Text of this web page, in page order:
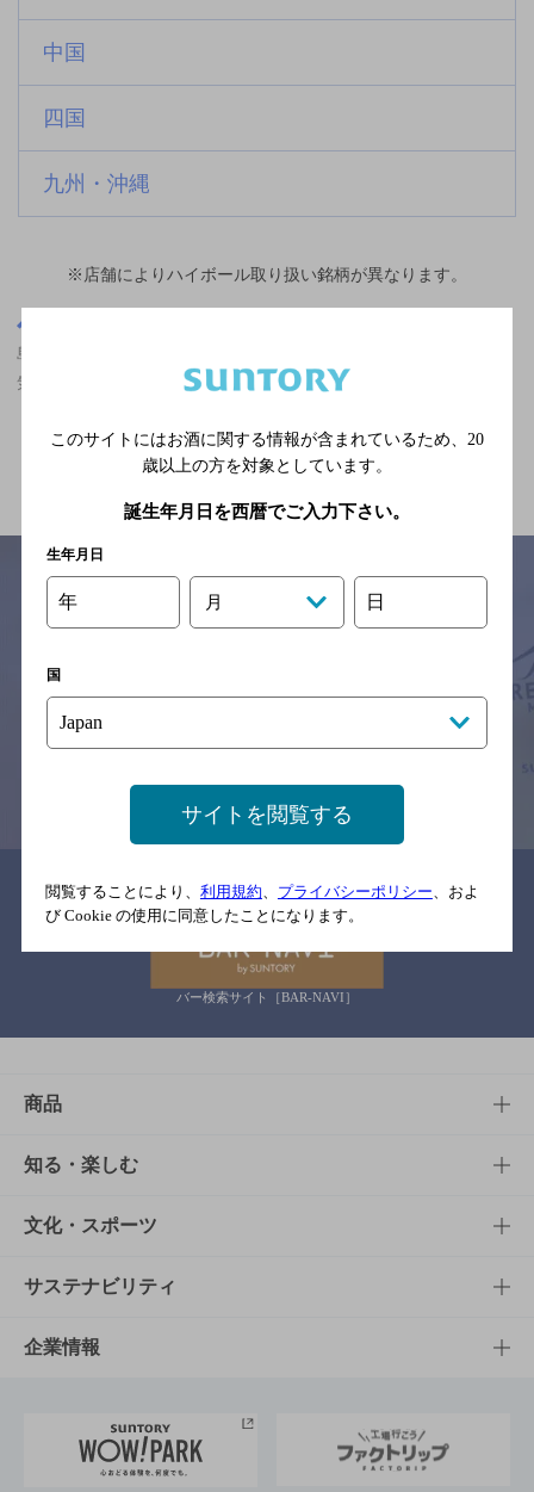
中国
四国
九州・沖縄
※店舗によりハイボール取り扱い銘柄が異なります。
島根県,イタリア料理,ザ・プレミアム・モルツが飲める,女性に人
気,5,000円以上～7,000円未満のお店
関連ページ
※それぞれのお店のメニューや営業時間などの掲載情報については、
予告なしに変更されることがありますので、
念のためお店にご確認の上ご来店くださいますようお願い申し上げま
情報提供：ぐるなび
関連リンク
バー検索サイト［BAR-NAVI］
商品
商品TOP
商品一覧
商品発売情報
栄養成分一覧
知る・楽しむ
知る・楽しむTOP
キャンペーン
工場見学
地域情報
文化・スポーツ
文化・スポーツTOP
サントリーホール
サントリーサンバーズ大阪
サステナビリティ
サステナビリティTOP
サントリーが考えるサステナビリティ経営
企業情報
企業概要
このサイトにはお酒に関する情報が含まれているため、 20
歳以上の方を対象としています。
誕生年月日を西暦でご入力下さい。
生年月日
年 月 日
国
サイトを閲覧する
閲覧することにより、 利用規約、 プライバシーポリシー、およ
び Cookie の使用に同意したことになります。